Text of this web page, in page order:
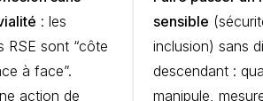
: les
RSE sont “côte
à face”.
action de
sensible
inclusion) sans
descendant :
manipule,